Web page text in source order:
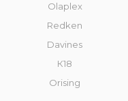
Olaplex
Redken
Davines
К18
Orising